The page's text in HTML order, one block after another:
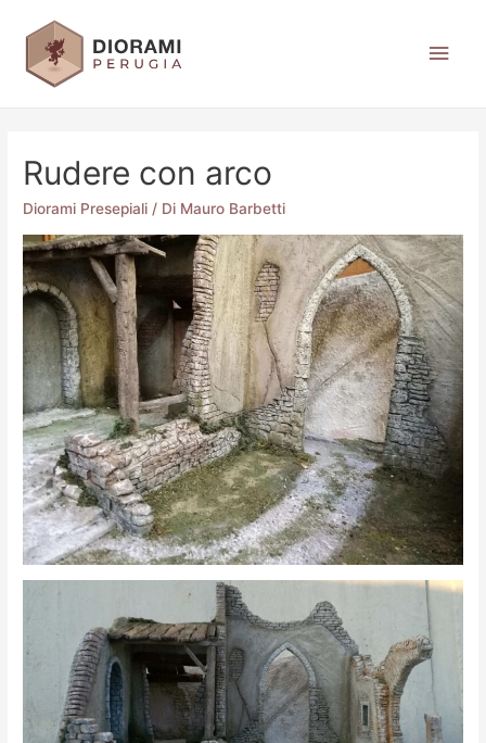
Rudere con arco
Diorami Presepiali / Di Mauro Barbetti